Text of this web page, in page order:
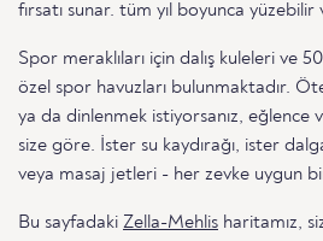
fırsatı sunar. tüm yıl boyunca
Spor meraklıları için dalış kuleleri ve
özel spor havuzları bulunmaktadır.
ya da dinlenmek istiyorsanız, eğlence
size göre. İster su kaydırağı, ister
veya masaj jetleri - her zevke uygun
Bu sayfadaki Zella-Mehlis haritamız,